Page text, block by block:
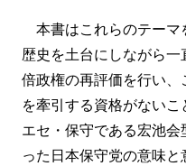
本書はこれらのテーマ
歴史を土台にしながら
倍政権の再評価を行い、
を牽引する資格がない
エセ・保守である宏池
った日本保守党の意味と